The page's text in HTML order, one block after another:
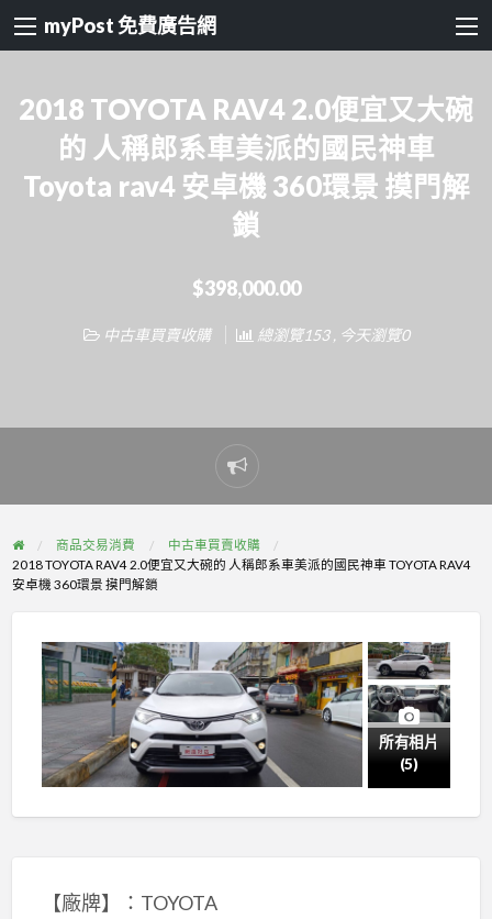
myPost 免費廣告網
2018 TOYOTA RAV4 2.0便宜又大碗
的 人稱郎系車美派的國民神車
Toyota rav4 安卓機 360環景 摸門解
鎖
$398,000.00
中古車買賣收購 總瀏覽153 , 今天瀏覽0
Report
problem
商品交易消費
中古車買賣收購
2018 TOYOTA RAV4 2.0便宜又大碗的 人稱郎系車美派的國民神車 TOYOTA RAV4
安卓機 360環景 摸門解鎖
所有相片
(5)
【廠牌】：TOYOTA